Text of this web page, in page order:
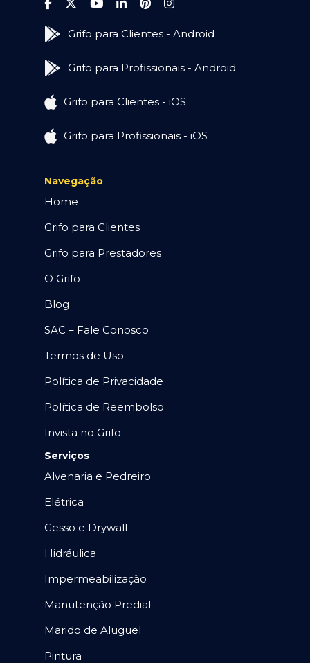
Grifo para Clientes - Android
Grifo para Profissionais - Android
Grifo para Clientes - iOS
Grifo para Profissionais - iOS
Navegação
Home
Grifo para Clientes
Grifo para Prestadores
O Grifo
Blog
SAC – Fale Conosco
Termos de Uso
Política de Privacidade
Política de Reembolso
Invista no Grifo
Serviços
Alvenaria e Pedreiro
Elétrica
Gesso e Drywall
Hidráulica
Impermeabilização
Manutenção Predial
Marido de Aluguel
Pintura